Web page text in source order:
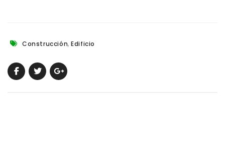
Construcción,Edificio